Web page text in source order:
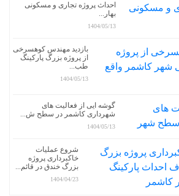
احداث پروژه تجاری و مسکونی
بهار...
بازدید مهندس کوهسرخی
از پروژه بزرگ پارکینگ
طب...
گوشه ایی از فعالیت های
شهرداری کاشمر در سطح ش...
1404/05/13
شروع عملیات
خاکبرداری پروژه
بزرگ خندق در قائم...